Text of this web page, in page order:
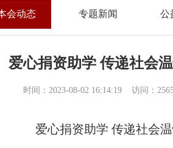
会动态 专题新闻 公
爱心捐资助学 传递社会
时间：2023-08-02 16:14:19 访问：
爱心捐资助学 传递社会